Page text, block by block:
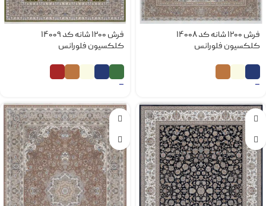
فرش 1200 شانه کد 14008
کلکسیون فلورانس
–
فرش 1200 شانه کد 14009
کلکسیون فلورانس
–